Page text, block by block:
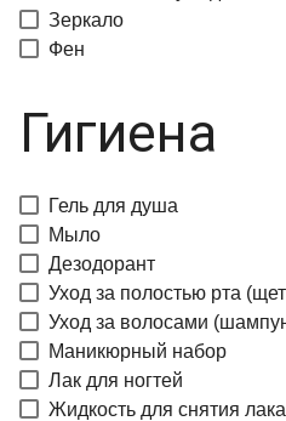
Зеркало
Фен
Гигиена
Гель для душа
Мыло
Дезодорант
Уход за полостью рта
Уход за волосами
Маникюрный набор
Лак для ногтей
Жидкость для снятия лака